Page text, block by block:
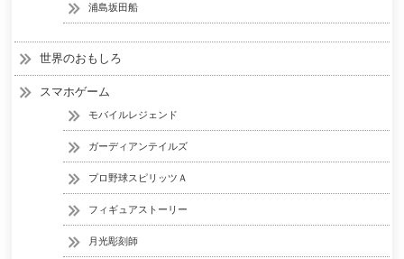
浦島坂田船
世界のおもしろ
スマホゲーム
モバイルレジェンド
ガーディアンテイルズ
プロ野球スピリッツＡ
フィギュアストーリー
月光彫刻師